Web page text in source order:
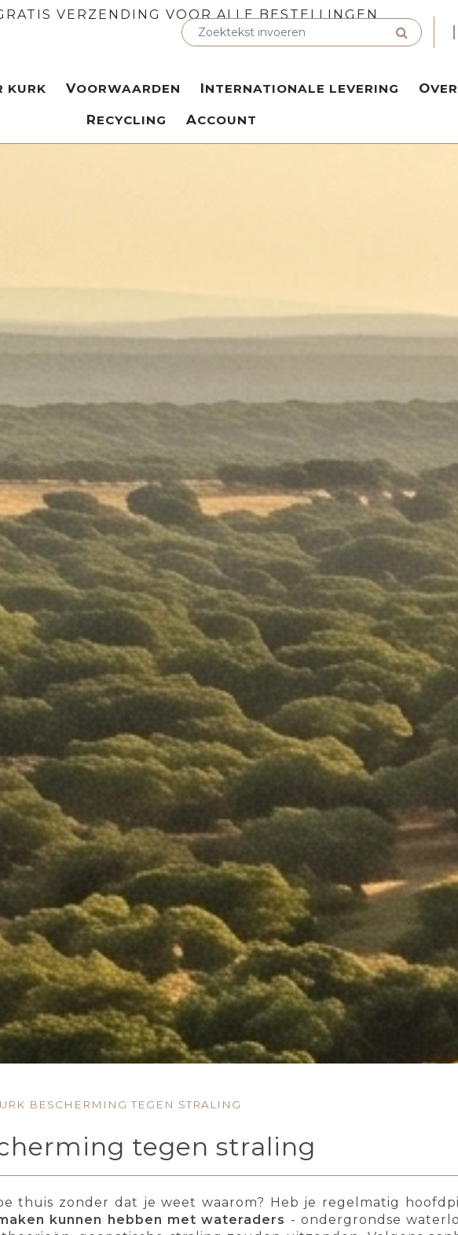
VERZENDING VOOR ALLE BESTELLINGEN
KURK VOORWAARDEN INTERNATIONALE LEVERING
RECYCLING ACCOUNT
BESCHERMING TEGEN STRALING
tegen straling
thuis zonder dat je weet waarom? Heb je regelmatig
kunnen hebben met wateraders - ondergrondse